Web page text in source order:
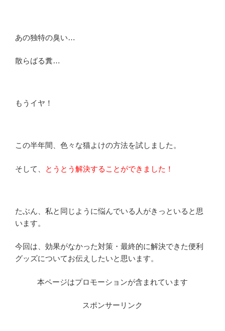
あの独特の臭い…
散らばる糞…
もうイヤ！
この半年間、色々な猫よけの方法を試しました。
そして、 とうとう解決することができました！
たぶん、私と同じように悩んでいる人がきっといると思
います。
今回は、効果がなかった対策・最終的に解決できた便利
グッズについてお伝えしたいと思います。
本ページはプロモーションが含まれています
スポンサーリンク